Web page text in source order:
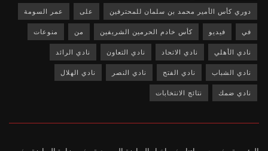
دوري كأس الأمير محمد بن سلمان للمحترفين على عمر السومة
في فيديو كأس خادم الحرمين الشريفين من منوعات
نادي الأهلي نادي الاتحاد نادي التعاون نادي الرائد
نادي الشباب نادي الفتح نادي النصر نادي الهلال
نادي ضمك نتائج الانتخابات